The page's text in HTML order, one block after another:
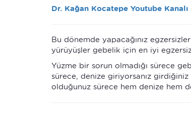
Dr. Kağan Kocatepe Youtube Kanalı
Bu dönemde yapacağınız
yürüyüşler gebelik için en iyi
Yüzme bir sorun olmadığı sürece
sürece, denize giriyorsanız
olduğunuz sürece hem denize hem